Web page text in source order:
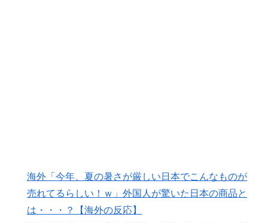
す…」
トルコ人「日本人まで獲るのか」上田綺世、トルコ名門
が巨額の正式オファー！現地サポが騒然！【海外の反
海外「今年、夏の暑さが厳しい日本でこんなものが
売れてるらしい！ｗ」外国人が驚いた日本の商品と
は・・・？【海外の反応】